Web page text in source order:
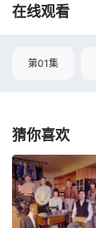
在线观看
第01集
猜你喜欢